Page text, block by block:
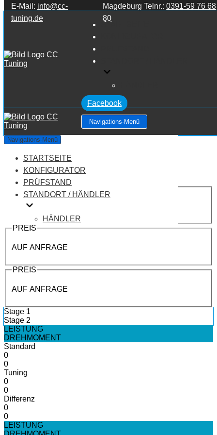
Zum Inhalt springen
E-Mail: info@cc-
tuning.de
Magdeburg Telnr.:0391-59 76 68
80
STARTSEITE
Facebook
Navigations-Menü
Navigations-Menü
STARTSEITE
KONFIGURATOR
PRÜFSTAND
STANDORT / HÄNDLER
HÄNDLER
Audi Q5 8R 3.0 V6 TDI CR
Leistung:245 PS
Drehmoment: 550 NM
Motortyp:Diesel
PREIS
AUF ANFRAGE
PREIS
AUF ANFRAGE
PREIS
AUF ANFRAGE
Stage 1
Stage 2
LEISTUNG
DREHMOMENT
Standard
0
0
Tuning
0
0
Differenz
0
0
LEISTUNG